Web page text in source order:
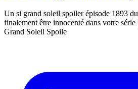
Un si grand soleil spoiler épisode 1893
finalement être innocenté dans votre
Grand Soleil Spoile